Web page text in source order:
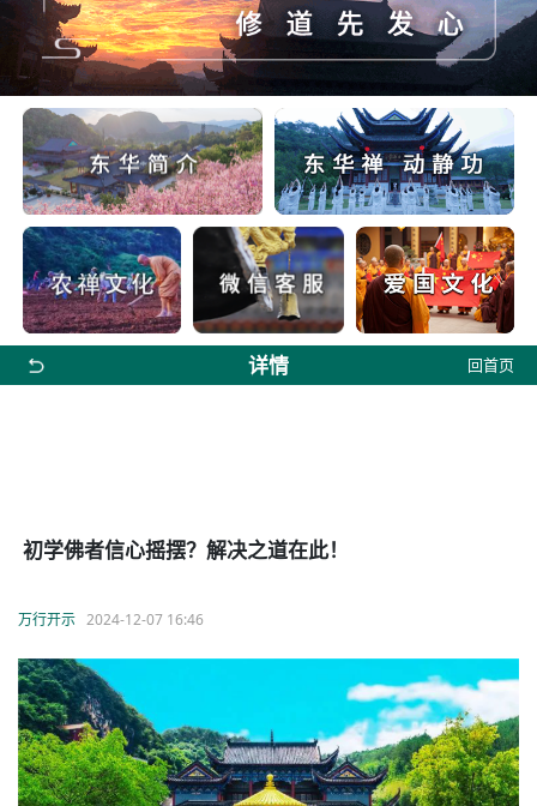
详情 回首页
初学佛者信心摇摆？解决之道在此！
万行开示 2024-12-07 16:46